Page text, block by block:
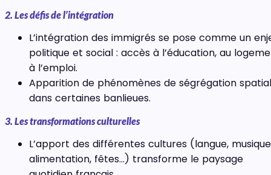
2. Les défis de l’intégration
L’intégration des immigrés se pose comme un
politique et social : accès à l’éducation, au
à l’emploi.
Apparition de phénomènes de ségrégation
dans certaines banlieues.
3. Les transformations culturelles
L’apport des différentes cultures (langue,
alimentation, fêtes…) transforme le paysage